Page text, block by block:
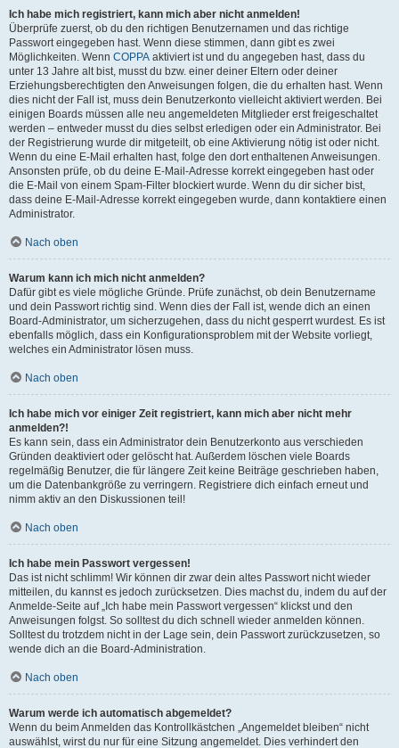
Ich habe mich registriert, kann mich aber nicht anmelden!
Überprüfe zuerst, ob du den richtigen Benutzernamen und das richtige
Passwort eingegeben hast. Wenn diese stimmen, dann gibt es zwei
Möglichkeiten. Wenn COPPA aktiviert ist und du angegeben hast, dass du
unter 13 Jahre alt bist, musst du bzw. einer deiner Eltern oder deiner
Erziehungsberechtigten den Anweisungen folgen, die du erhalten hast. Wenn
dies nicht der Fall ist, muss dein Benutzerkonto vielleicht aktiviert werden. Bei
einigen Boards müssen alle neu angemeldeten Mitglieder erst freigeschaltet
werden – entweder musst du dies selbst erledigen oder ein Administrator. Bei
der Registrierung wurde dir mitgeteilt, ob eine Aktivierung nötig ist oder nicht.
Wenn du eine E-Mail erhalten hast, folge den dort enthaltenen Anweisungen.
Ansonsten prüfe, ob du deine E-Mail-Adresse korrekt eingegeben hast oder
die E-Mail von einem Spam-Filter blockiert wurde. Wenn du dir sicher bist,
dass deine E-Mail-Adresse korrekt eingegeben wurde, dann kontaktiere einen
Administrator.
Nach oben
Warum kann ich mich nicht anmelden?
Dafür gibt es viele mögliche Gründe. Prüfe zunächst, ob dein Benutzername
und dein Passwort richtig sind. Wenn dies der Fall ist, wende dich an einen
Board-Administrator, um sicherzugehen, dass du nicht gesperrt wurdest. Es ist
ebenfalls möglich, dass ein Konfigurationsproblem mit der Website vorliegt,
welches ein Administrator lösen muss.
Nach oben
Ich habe mich vor einiger Zeit registriert, kann mich aber nicht mehr
anmelden?!
Es kann sein, dass ein Administrator dein Benutzerkonto aus verschieden
Gründen deaktiviert oder gelöscht hat. Außerdem löschen viele Boards
regelmäßig Benutzer, die für längere Zeit keine Beiträge geschrieben haben,
um die Datenbankgröße zu verringern. Registriere dich einfach erneut und
nimm aktiv an den Diskussionen teil!
Nach oben
Ich habe mein Passwort vergessen!
Das ist nicht schlimm! Wir können dir zwar dein altes Passwort nicht wieder
mitteilen, du kannst es jedoch zurücksetzen. Dies machst du, indem du auf der
Anmelde-Seite auf „Ich habe mein Passwort vergessen“ klickst und den
Anweisungen folgst. So solltest du dich schnell wieder anmelden können.
Solltest du trotzdem nicht in der Lage sein, dein Passwort zurückzusetzen, so
wende dich an die Board-Administration.
Nach oben
Warum werde ich automatisch abgemeldet?
Wenn du beim Anmelden das Kontrollkästchen „Angemeldet bleiben“ nicht
auswählst, wirst du nur für eine Sitzung angemeldet. Dies verhindert den